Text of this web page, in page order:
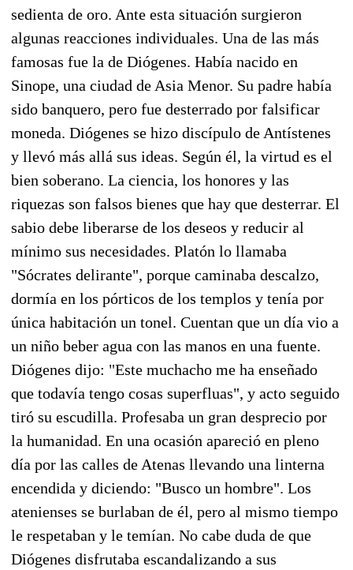
sedienta de oro. Ante esta situación surgieron
algunas reacciones individuales. Una de las más
famosas fue la de Diógenes. Había nacido en
Sinope, una ciudad de Asia Menor. Su padre había
sido banquero, pero fue desterrado por falsificar
moneda. Diógenes se hizo discípulo de Antístenes
y llevó más allá sus ideas. Según él, la virtud es el
bien soberano. La ciencia, los honores y las
riquezas son falsos bienes que hay que desterrar. El
sabio debe liberarse de los deseos y reducir al
mínimo sus necesidades. Platón lo llamaba
"Sócrates delirante", porque caminaba descalzo,
dormía en los pórticos de los templos y tenía por
única habitación un tonel. Cuentan que un día vio a
un niño beber agua con las manos en una fuente.
Diógenes dijo: "Este muchacho me ha enseñado
que todavía tengo cosas superfluas", y acto seguido
tiró su escudilla. Profesaba un gran desprecio por
la humanidad. En una ocasión apareció en pleno
día por las calles de Atenas llevando una linterna
encendida y diciendo: "Busco un hombre". Los
atenienses se burlaban de él, pero al mismo tiempo
le respetaban y le temían. No cabe duda de que
Diógenes disfrutaba escandalizando a sus